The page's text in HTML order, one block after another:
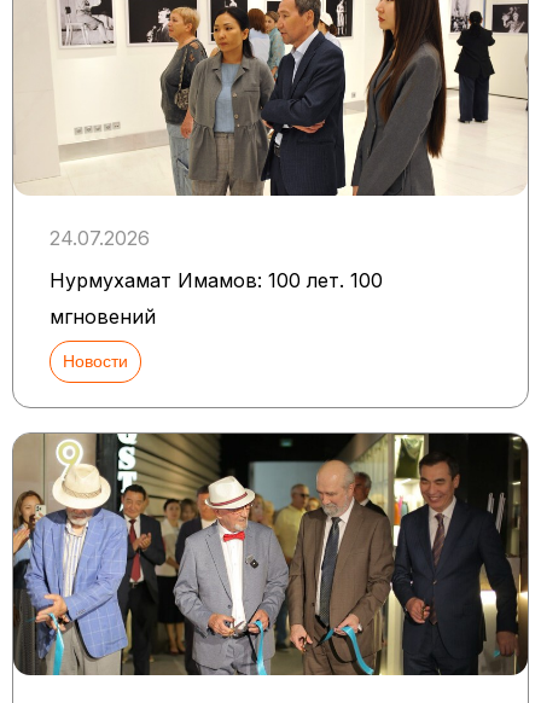
24.07.2026
Нурмухамат Имамов: 100 лет. 100
мгновений
Новости